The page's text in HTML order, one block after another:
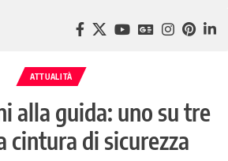
ATTUALITÀ
alla guida: uno su tre
cintura di sicurezza